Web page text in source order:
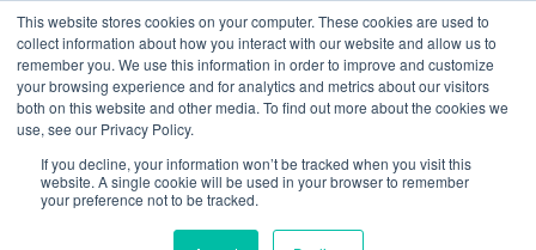
This website stores cookies on your computer. These cookies are used to
collect information about how you interact with our website and allow us to
remember you. We use this information in order to improve and customize
your browsing experience and for analytics and metrics about our visitors
both on this website and other media. To find out more about the cookies we
use, see our Privacy Policy.
If you decline, your information won’t be tracked when you visit this
website. A single cookie will be used in your browser to remember
your preference not to be tracked.MYTHERAPY –
MEDIKAMENTE EINGEBEN